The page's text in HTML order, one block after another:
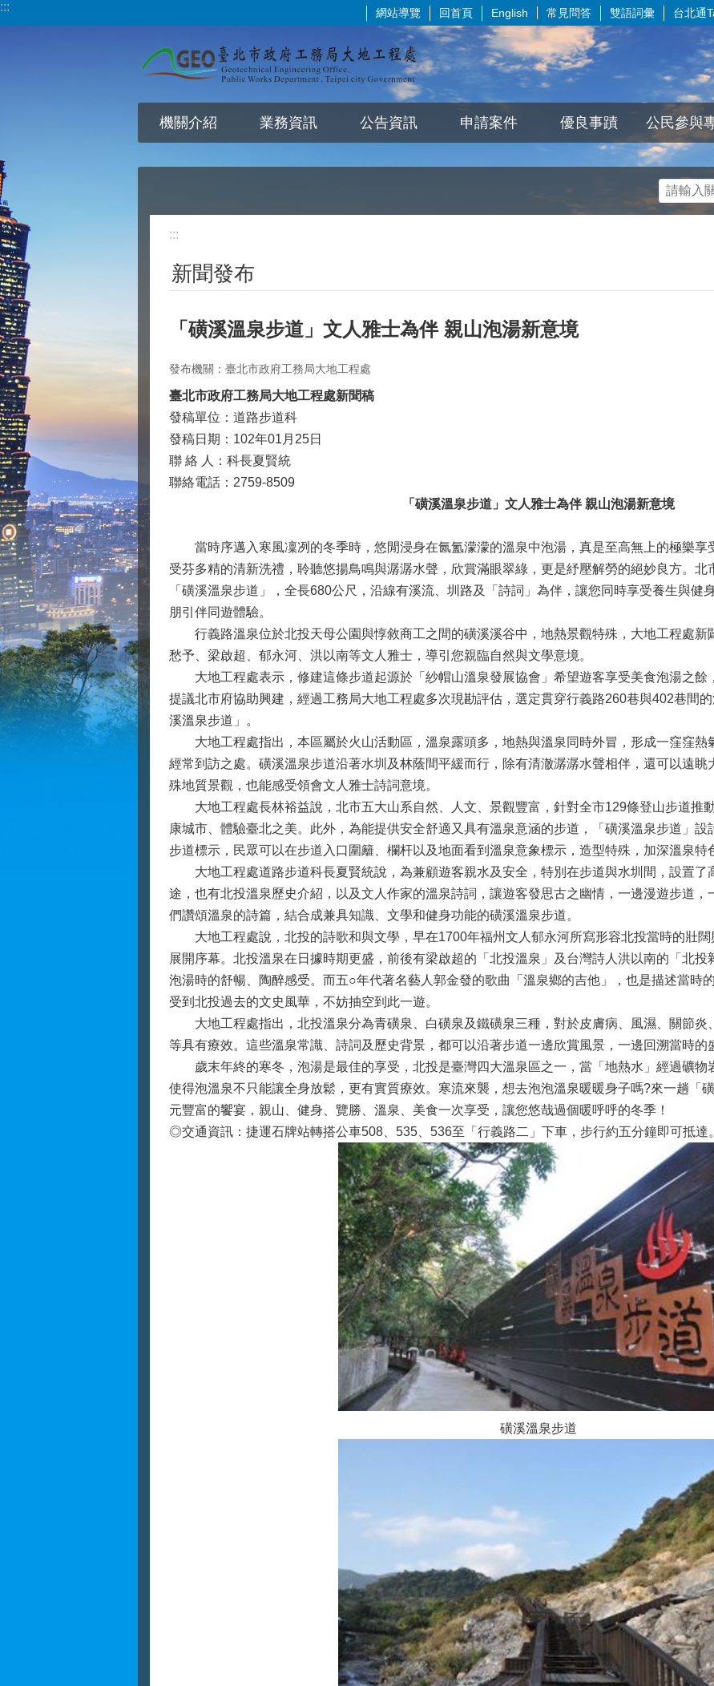
跳到主要內容區塊
::: 網站導覽 回首頁 English 常見問答 雙語詞彙 台北通
機關介紹 業務資訊 公告資訊 申請案件 優良事蹟 公民參與
:::
新聞發布
「磺溪溫泉步道」文人雅士為伴 親山泡湯新意境
發布機關：臺北市政府工務局大地工程處
臺北市政府工務局大地工程處新聞稿
發稿單位：道路步道科
發稿日期：102年01月25日
聯 絡 人：科長夏賢統
聯絡電話：2759-8509
「磺溪溫泉步道」文人雅士為伴 親山泡湯新意境
當時序邁入寒風凜冽的冬季時，悠閒浸身在氤氳濛濛的溫泉中泡湯，真是至高無上的極樂享
受芬多精的清新洗禮，聆聽悠揚鳥鳴與潺潺水聲，欣賞滿眼翠綠，更是紓壓解勞的絕妙良方。北
「磺溪溫泉步道」，全長680公尺，沿線有溪流、圳路及「詩詞」為伴，讓您同時享受養生與健
朋引伴同遊體驗。
行義路溫泉位於北投天母公園與惇敘商工之間的磺溪溪谷中，地熱景觀特殊，大地工程處新
愁予、梁啟超、郁永河、洪以南等文人雅士，導引您親臨自然與文學意境。
大地工程處表示，修建這條步道起源於「紗帽山溫泉發展協會」希望遊客享受美食泡湯之餘
提議北市府協助興建，經過工務局大地工程處多次現勘評估，選定貫穿行義路260巷與402巷間
溪溫泉步道」。
大地工程處指出，本區屬於火山活動區，溫泉露頭多，地熱與溫泉同時外冒，形成一窪窪熱
經常到訪之處。磺溪溫泉步道沿著水圳及林蔭間平緩而行，除有清澈潺潺水聲相伴，還可以遠
殊地質景觀，也能感受領會文人雅士詩詞意境。
大地工程處長林裕益說，北市五大山系自然、人文、景觀豐富，針對全市129條登山步道推
康城市、體驗臺北之美。此外，為能提供安全舒適又具有溫泉意涵的步道，「磺溪溫泉步道」
步道標示，民眾可以在步道入口圍籬、欄杆以及地面看到溫泉意象標示，造型特殊，加深溫泉特
大地工程處道路步道科長夏賢統說，為兼顧遊客親水及安全，特別在步道與水圳間，設置了
途，也有北投溫泉歷史介紹，以及文人作家的溫泉詩詞，讓遊客發思古之幽情，一邊漫遊步道，
們讚頌溫泉的詩篇，結合成兼具知識、文學和健身功能的磺溪溫泉步道。
大地工程處說，北投的詩歌和與文學，早在1700年福州文人郁永河所寫形容北投當時的壯闊
展開序幕。北投溫泉在日據時期更盛，前後有梁啟超的「北投溫泉」及台灣詩人洪以南的「北投
泡湯時的舒暢、陶醉感受。而五○年代著名藝人郭金發的歌曲「溫泉鄉的吉他」，也是描述當時
受到北投過去的文史風華，不妨抽空到此一遊。
大地工程處指出，北投溫泉分為青磺泉、白磺泉及鐵磺泉三種，對於皮膚病、風濕、關節炎
等具有療效。這些溫泉常識、詩詞及歷史背景，都可以沿著步道一邊欣賞風景，一邊回溯當時的
歲末年終的寒冬，泡湯是最佳的享受，北投是臺灣四大溫泉區之一，當「地熱水」經過礦物
使得泡溫泉不只能讓全身放鬆，更有實質療效。寒流來襲，想去泡泡溫泉暖暖身子嗎?來一趟「
元豐富的饗宴，親山、健身、覽勝、溫泉、美食一次享受，讓您悠哉過個暖呼呼的冬季！
◎交通資訊：捷運石牌站轉搭公車508、535、536至「行義路二」下車，步行約五分鐘即可抵達。
磺溪溫泉步道